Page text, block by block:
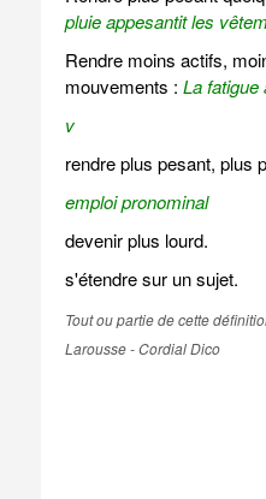
pluie appesantit les
Rendre moins actifs,
mouvements : La fatigue
v
rendre plus pesant, plus
emploi pronominal
devenir plus lourd.
s'étendre sur un sujet.
Tout ou partie de cette
Larousse - Cordial Dico